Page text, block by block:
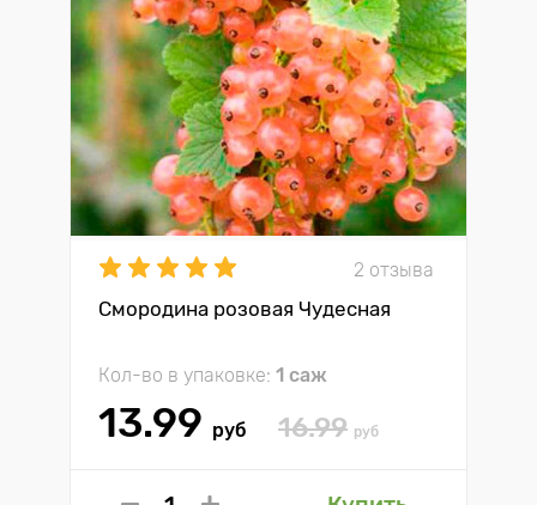
2 отзыва
Смородина розовая Чудесная
Кол-во в упаковке: 1 саж
13.99 руб 16.99 руб